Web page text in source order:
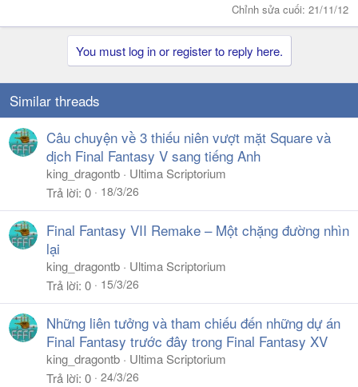
Chỉnh sửa cuối: 21/11/12
You must log in or register to reply here.
Similar threads
Câu chuyện về 3 thiếu niên vượt mặt Square và
dịch Final Fantasy V sang tiếng Anh
king_dragontb
Ultima Scriptorium
Trả lời 0 18/3/26
Final Fantasy VII Remake – Một chặng đường nhìn
lại
king_dragontb
Ultima Scriptorium
Trả lời 0 15/3/26
Những liên tưởng và tham chiếu đến những dự án
Final Fantasy trước đây trong Final Fantasy XV
king_dragontb
Ultima Scriptorium
Trả lời 0 24/3/26